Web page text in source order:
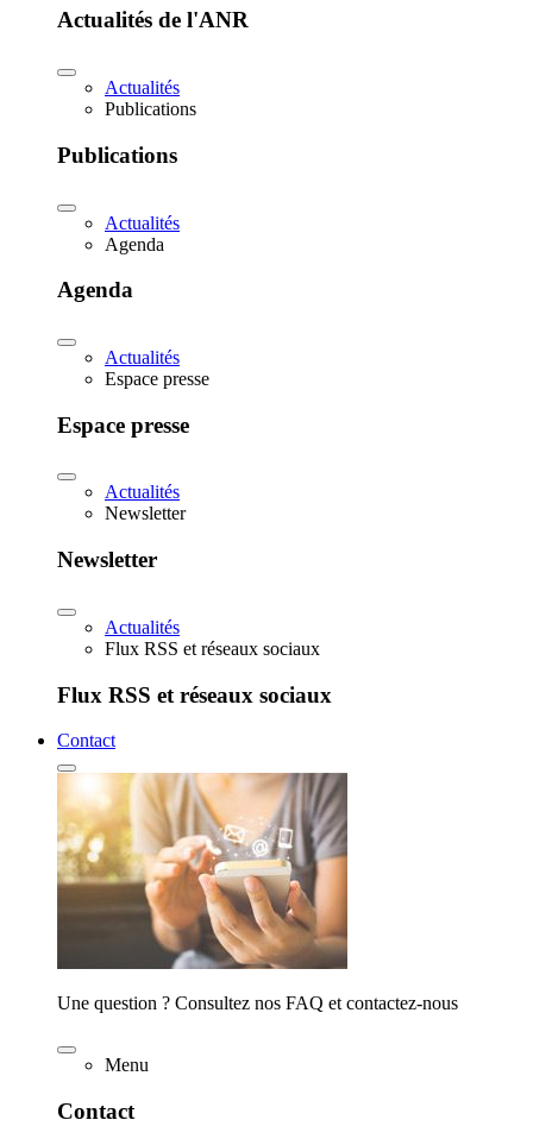
Actualités de l'ANR
Actualités
Publications
Publications
Actualités
Agenda
Agenda
Actualités
Espace presse
Espace presse
Actualités
Newsletter
Newsletter
Actualités
Flux RSS et réseaux sociaux
Flux RSS et réseaux sociaux
Contact
Une question ? Consultez nos FAQ et contactez-nous
Menu
Contact